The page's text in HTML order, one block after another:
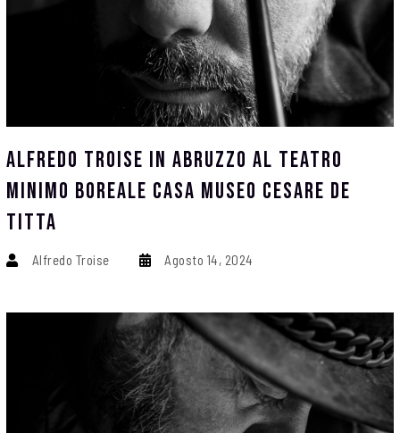
Alfredo Troise In Abruzzo Al Teatro
Minimo Boreale Casa Museo Cesare De
Titta
Alfredo Troise Agosto 14, 2024